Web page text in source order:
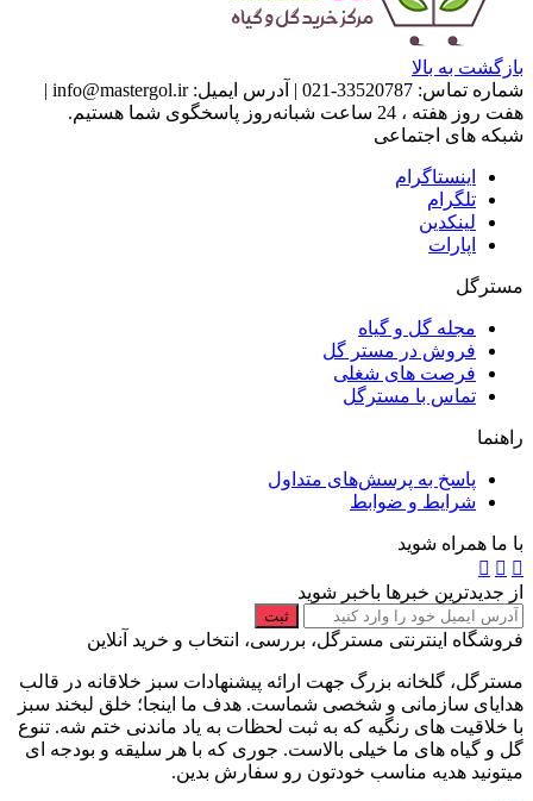
بازگشت به بالا
شماره تماس: 33520787-021
| آدرس ایمیل: info@mastergol.ir
|
هفت روز هفته ، 24 ساعت شبانه‌روز پاسخگوی شما هستیم.
شبکه های اجتماعی
اینستاگرام
تلگرام
لینکدین
اپارات
مسترگل
مجله گل و گیاه
فروش در مستر گل
فرصت های شغلی
تماس با مسترگل
راهنما
پاسخ به پرسش‌های متداول
شرایط و ضوابط
با ما همراه شوید
از جدیدترین خبرها باخبر شوید
ثبت
فروشگاه اینترنتی مسترگل، بررسی، انتخاب و خرید آنلاین
مسترگل، گلخانه بزرگ جهت ارائه پیشنهادات سبز خلاقانه در قالب
هدایای سازمانی و شخصی شماست. هدف ما اینجا؛ خلق لبخند سبز
با خلاقیت های رنگیه که به ثبت لحظات به یاد ماندنی ختم شه. تنوع
گل و گیاه های ما خیلی بالاست. جوری که با هر سلیقه و بودجه ای
میتونید هدیه مناسب خودتون رو سفارش بدین.